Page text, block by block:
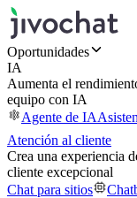
Oportunidades
IA
Aumenta el
equipo con IA
Agente de IA
Atención al cliente
Crea una experiencia
cliente excepcional
Chat para sitios